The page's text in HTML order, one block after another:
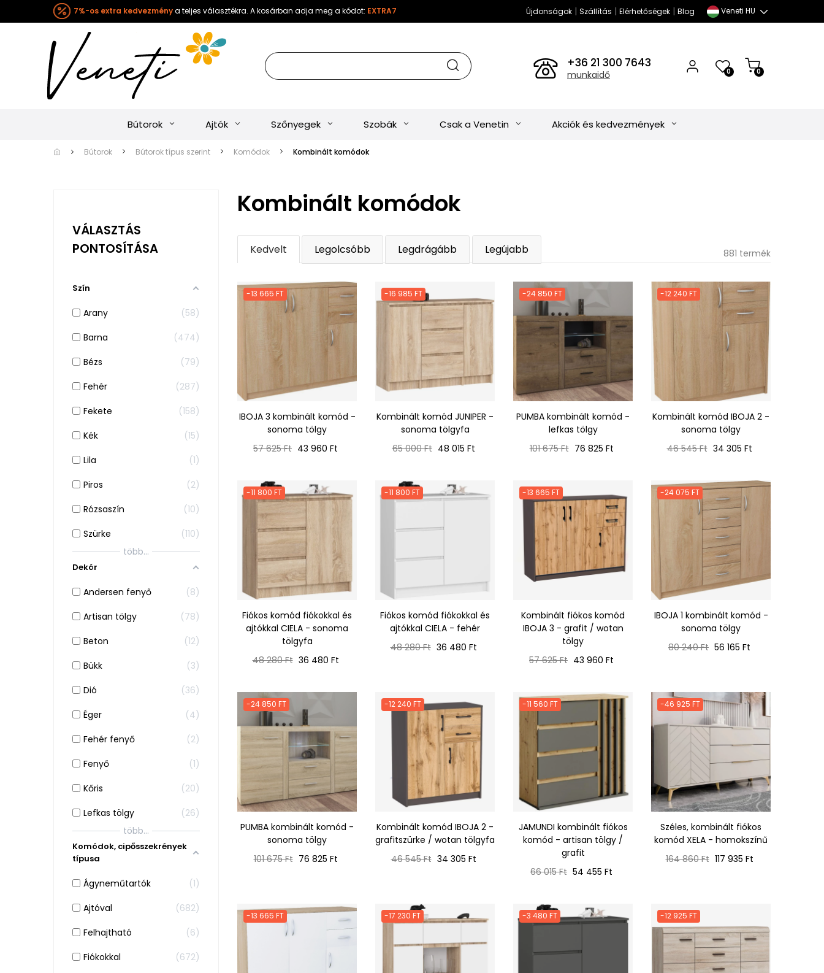
7%-os extra kedvezménya teljes választékra. A kosárban adja meg a kódot: EXTRA7 Újdonságok| Szállítás | Elérhetőségek| Blog Veneti HU
+36 21 300 7643
munkaidő 0 0
Bútorok Ajtók Szőnyegek Szobák Csak a Venetin Akciók és kedvezmények
Bútorok Bútorok típus szerint Komódok Kombinált komódok
VÁLASZTÁS
PONTOSÍTÁSA
Szín
Arany
58
Barna
474
Bézs
79
Fehér
287
Fekete
158
Kék
15
Lila
1
Piros
2
Rózsaszín
10
Szürke
110
több...
Dekór
Andersen fenyő
8
Artisan tölgy
78
Beton
12
Bükk
3
Dió
36
Éger
4
Fehér fenyő
2
Fenyő
1
Kőris
20
Lefkas tölgy
26
több...
Komódok, cipősszekrények
típusa
Ágyneműtartók
1
Ajtóval
682
Felhajtható
6
Fiókokkal
672
Kombinált komódok
Kedvelt Legolcsóbb Legdrágább Legújabb 881 termék
-13 665 FT
IBOJA 3 kombinált komód -
sonoma tölgy
Normál
57 625 Ft Ár
43 960 Ft
-16 985 FT
Kombinált komód JUNIPER -
sonoma tölgyfa
Normál
65 000 Ft Ár
48 015 Ft
-24 850 FT
PUMBA kombinált komód -
lefkas tölgy
Normál
101 675 Ft Ár
76 825 Ft
-12 240 FT
Kombinált komód IBOJA 2 -
sonoma tölgy
Normál
46 545 Ft Ár
34 305 Ft
-11 800 FT
Fiókos komód fiókokkal és
ajtókkal CIELA - sonoma
tölgyfa
Normál
48 280 Ft Ár
36 480 Ft
-11 800 FT
Fiókos komód fiókokkal és
ajtókkal CIELA - fehér
Normál
48 280 Ft Ár
36 480 Ft
-13 665 FT
Kombinált fiókos komód
IBOJA 3 - grafit / wotan
tölgy
Normál
57 625 Ft Ár
43 960 Ft
-24 075 FT
IBOJA 1 kombinált komód -
sonoma tölgy
Normál
80 240 Ft Ár
56 165 Ft
-24 850 FT
PUMBA kombinált komód -
sonoma tölgy
Normál
101 675 Ft Ár
76 825 Ft
-12 240 FT
Kombinált komód IBOJA 2 -
grafitszürke / wotan tölgyfa
Normál
46 545 Ft Ár
34 305 Ft
-11 560 FT
JAMUNDI kombinált fiókos
komód - artisan tölgy /
grafit
Normál
66 015 Ft Ár
54 455 Ft
-46 925 FT
Széles, kombinált fiókos
komód XELA - homokszínű
Normál
164 860 Ft Ár
117 935 Ft
-13 665 FT -17 230 FT -3 480 FT -12 925 FT